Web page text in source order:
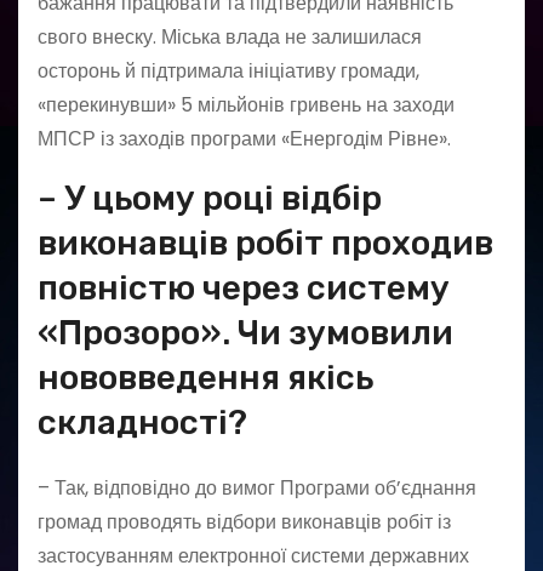
свого внеску. Міська влада не залишилася
осторонь й підтримала ініціативу громади,
«перекинувши» 5 мільйонів гривень на заходи
МПСР із заходів програми «Енергодім Рівне».
– У цьому році відбір
виконавців робіт проходив
повністю через систему
«Прозоро». Чи зумовили
нововведення якісь
складності?
– Так, відповідно до вимог Програми об’єднання
громад проводять відбори виконавців робіт із
застосуванням електронної системи державних